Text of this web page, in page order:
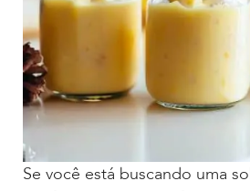
Se você está buscando uma